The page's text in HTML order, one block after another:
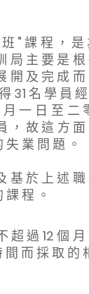
" 課 程 ，
主 要 是
及 完 成
31 名 學 員
一 日 至 二
故 這 方
業 問 題 。
於 上 述
程 。
過 12 個
而 採 取 的